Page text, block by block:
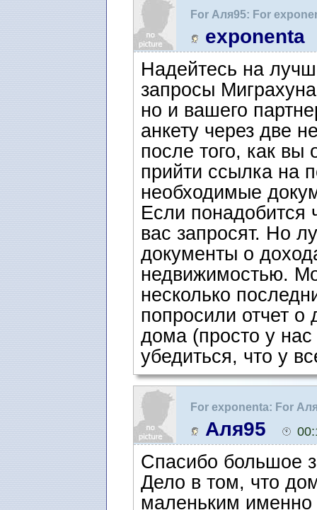
For Аля95: For
exponenta
Надейтесь на
запросы
но и вашего
анкету через две
после того, как вы
прийти ссылка на
необходимые
Если понадобится
вас запросят. Но
документы о
недвижимостью.
несколько
попросили отчет о
дома (просто у
убедиться, что у
For exponenta: For
воссоединение
Аля95
Спасибо большое
Дело в том, что
маленьким именно